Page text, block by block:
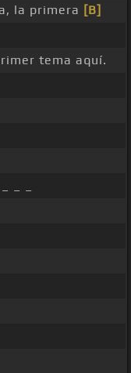
la primera [B]
tema aquí.
_ _